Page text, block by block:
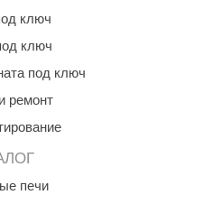
ключ
ключ
под ключ
ремонт
печи